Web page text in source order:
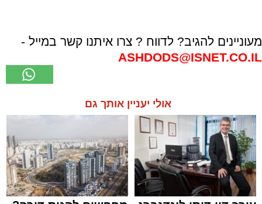
מעוניינים להגיב? לדווח ? צרו איתנו קשר במייל -
ASHDODS@ISNET.CO.IL
אולי יעניין אותך גם